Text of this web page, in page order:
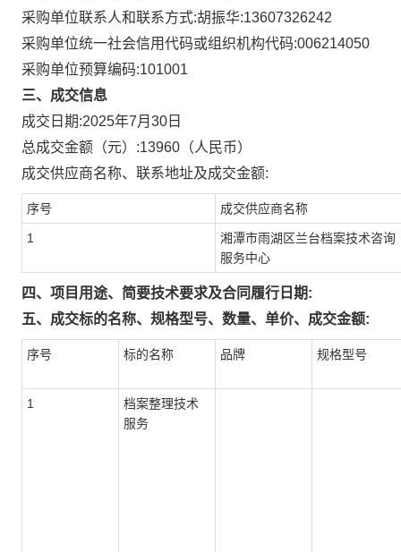
采购单位联系人和联系方式:胡振华:13607326242
采购单位统一社会信用代码或组织机构代码:006214050
采购单位预算编码:101001
三、成交信息
成交日期:2025年7月30日
总成交金额（元）:13960 （人民币）
成交供应商名称、联系地址及成交金额:
序号 成交供应商名称
1
湘潭市雨湖区兰台档案技术咨询
服务中心
四、项目用途、简要技术要求及合同履行日期:
五、成交标的名称、规格型号、数量、单价、成交金额:
序号 标的名称 品牌 规格型号
1
档案整理技术
服务